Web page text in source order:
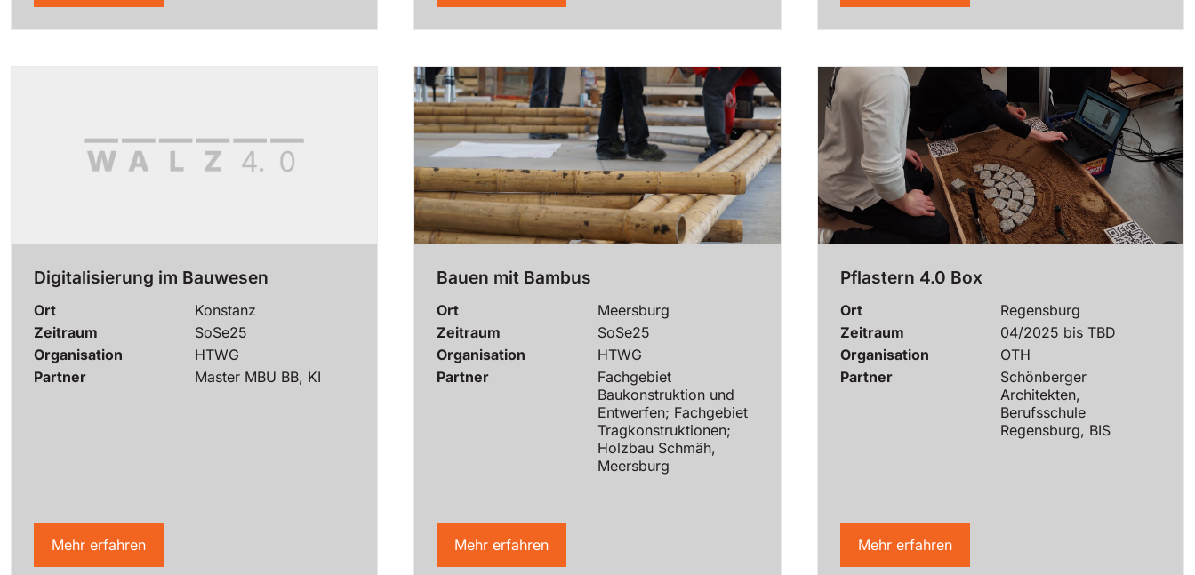
Digitalisierung im Bauwesen
Ort
Konstanz
Zeitraum
SoSe25
Organisation
HTWG
Partner
Master MBU BB, KI
Mehr erfahren
Bauen mit Bambus
Ort
Meersburg
Zeitraum
SoSe25
Organisation
HTWG
Partner
Fachgebiet
Baukonstruktion und
Entwerfen; Fachgebiet
Tragkonstruktionen;
Holzbau Schmäh,
Meersburg
Mehr erfahren
Pflastern 4.0 Box
Ort
Regensburg
Zeitraum
04/2025 bis TBD
Organisation
OTH
Partner
Schönberger
Architekten,
Berufsschule
Regensburg, BIS
Mehr erfahren